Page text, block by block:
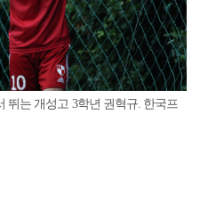
뛰는 개성고 3학년 권혁규. 한국프